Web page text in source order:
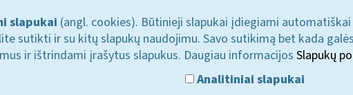
slapukai (angl. cookies). Būtinieji slapukai įdiegiami
sutikti ir su kitų slapukų naudojimu. Savo sutikimą bet kada
ir ištrindami įrašytus slapukus. Daugiau informacijos Slapukų
Analitiniai slapukai